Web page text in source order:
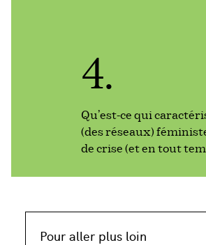
4.
Qu'est-ce qui
(des réseaux)
de crise (et en tout
Pour aller plus loin